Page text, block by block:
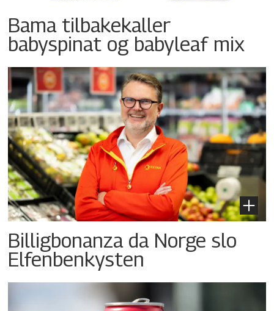
Bama tilbakekaller
babyspinat og babyleaf mix
Billigbonanza da Norge slo
Elfenbenkysten